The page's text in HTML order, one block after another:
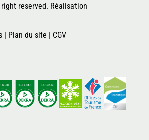
!
reserved. Réalisation
| Plan du site | CGV